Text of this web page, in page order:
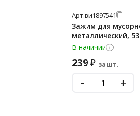
Арт.ви1897541
Зажим для
металлический,
В наличии
239₽ за шт.
- +